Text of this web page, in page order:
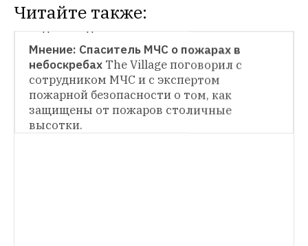
Читайте также:
ЛЮДИ В ГОРОДЕ
Мнение: Спаситель МЧС о пожарах в
небоскребах The Village поговорил с
сотрудником МЧС и с экспертом
пожарной безопасности о том, как
защищены от пожаров столичные
высотки.